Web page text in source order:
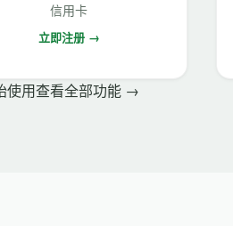
信用卡
立即注册 →
使用查看全部功能 →